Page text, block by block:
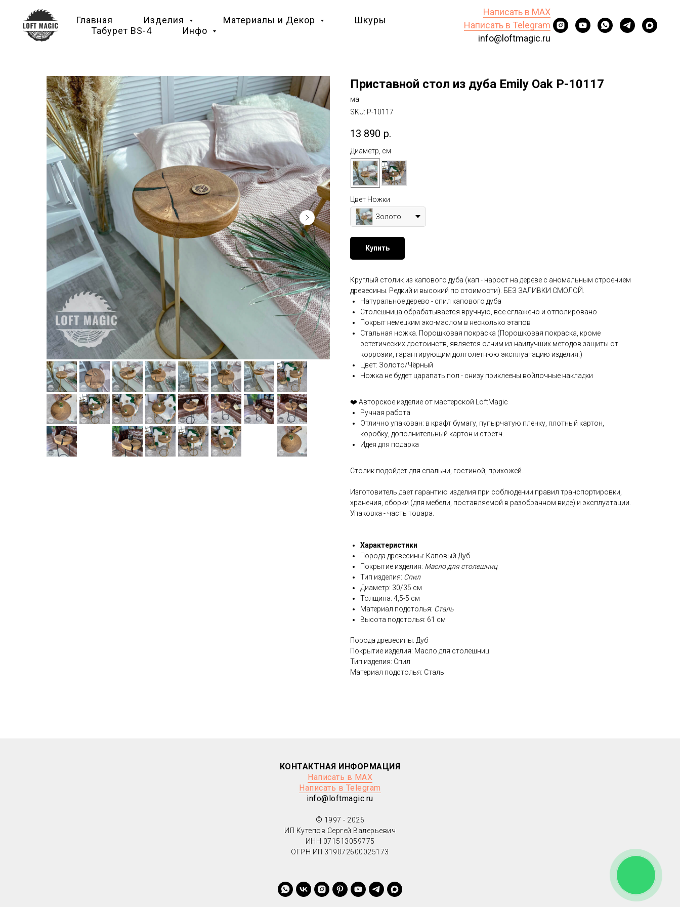
Главная Изделия Материалы и Декор
Шкуры
Табурет BS-4
Инфо
Написать в MAX
Написать в Telegram
info@loftmagic.ru
Приставной стол из дуба Emily Oak P-10117
ма
SKU: P-10117
13 890 р.
Диаметр, см
Цвет Ножки
Золото
Купить
Круглый столик из капового дуба (кап - нарост на дереве с аномальным строением
древесины. Редкий и высокий по стоимости). БЕЗ ЗАЛИВКИ СМОЛОЙ.
Натуральное дерево - спил капового дуба
Столешница обрабатывается вручную, все сглажено и отполировано
Покрыт немецким эко-маслом в несколько этапов
Стальная ножка. Порошковая покраска (Порошковая покраска, кроме
эстетических достоинств, является одним из наилучших методов защиты от
коррозии, гарантирующим долголетнюю эксплуатацию изделия.)
Цвет: Золото/Чёрный
Ножка не будет царапать пол - снизу приклеены войлочные накладки
❤️ Авторское изделие от мастерской LoftMagic
Ручная работа
Отлично упакован: в крафт бумагу, пупырчатую пленку, плотный картон,
коробку, дополнительный картон и стретч.
Идея для подарка
Cтолик подойдет для спальни, гостиной, прихожей.
Изготовитель дает гарантию изделия при соблюдении правил транспортировки,
хранения, сборки (для мебели, поставляемой в разобранном виде) и эксплуатации.
Упаковка - часть товара.
Характеристики
Порода древесины: Каповый Дуб
Покрытие изделия: Масло для столешниц
Тип изделия: Спил
Диаметр: 30/35 см
Толщина: 4,5-5 см
Материал подстолья: Сталь
Высота подстолья: 61 см
Порода древесины: Дуб
Покрытие изделия: Масло для столешниц
Тип изделия: Спил
Материал подстолья: Сталь
КОНТАКТНАЯ ИНФОРМАЦИЯ
Написать в MAX
Написать в Telegram
info@loftmagic.ru
© 1997 - 2026
ИП Кутепов Сергей Валерьевич
ИНН 071513059775
ОГРН ИП 319072600025173